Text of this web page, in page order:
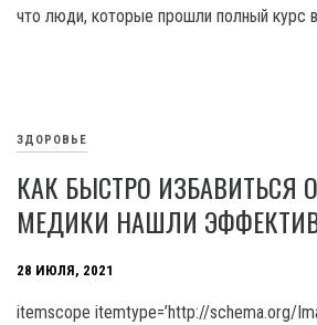
что люди, которые прошли полный курс
ЗДОРОВЬЕ
КАК БЫСТРО ИЗБАВИТЬСЯ
МЕДИКИ НАШЛИ
28 ИЮЛЯ, 2021
itemscope itemtype=’http://schema.org/